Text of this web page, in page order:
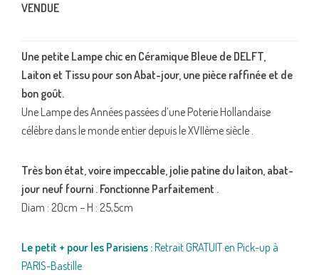
VENDUE
Une petite Lampe chic en Céramique Bleue de DELFT,
Laiton et Tissu pour son Abat-jour, une pièce raffinée et de
bon goût.
Une Lampe des Années passées d’une Poterie Hollandaise
célèbre dans le monde entier depuis le XVIIème siècle .
Très bon état, voire impeccable, jolie patine du laiton, abat-
jour neuf fourni . Fonctionne Parfaitement .
Diam : 20cm – H : 25,5cm
Le petit + pour les Parisiens :Retrait GRATUIT en Pick-up à
PARIS-Bastille